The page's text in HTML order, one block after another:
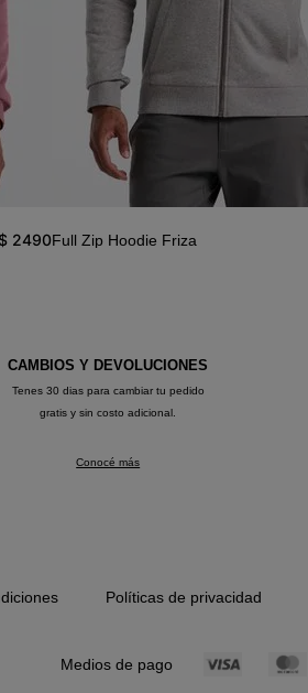
$ 2490Full Zip Hoodie Friza
CAMBIOS Y DEVOLUCIONES
Tenes 30 dias para cambiar tu pedido
gratis y sin costo adicional.
Conocé más
Políticas de privacidad
Medios de pago